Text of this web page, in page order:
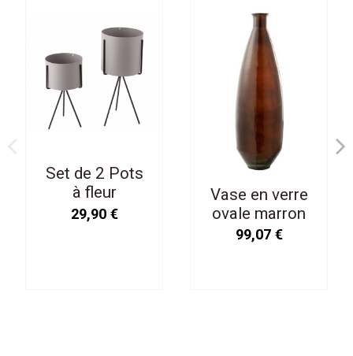
Set de 2 Pots
à fleur
Pedestal Gris
29,90 €
Vase en verre
ovale marron
99,07 €